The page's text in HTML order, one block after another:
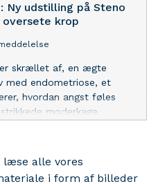
Ny udstilling på Steno
oversete krop
skrællet af, en ægte
med endometriose, et
hvordan angst føles
moderkage.
læse alle vores
i form af billeder